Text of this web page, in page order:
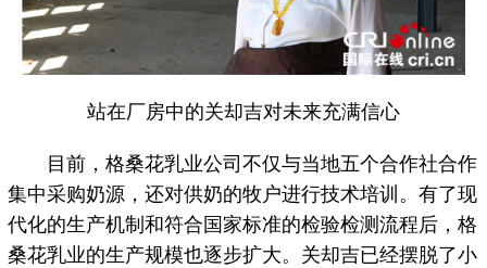
站在厂房中的关却吉对未来充满信心
目前，格桑花乳业公司不仅与当地五个合作社合作
集中采购奶源，还对供奶的牧户进行技术培训。有了现
代化的生产机制和符合国家标准的检验检测流程后，格
桑花乳业的生产规模也逐步扩大。关却吉已经摆脱了小